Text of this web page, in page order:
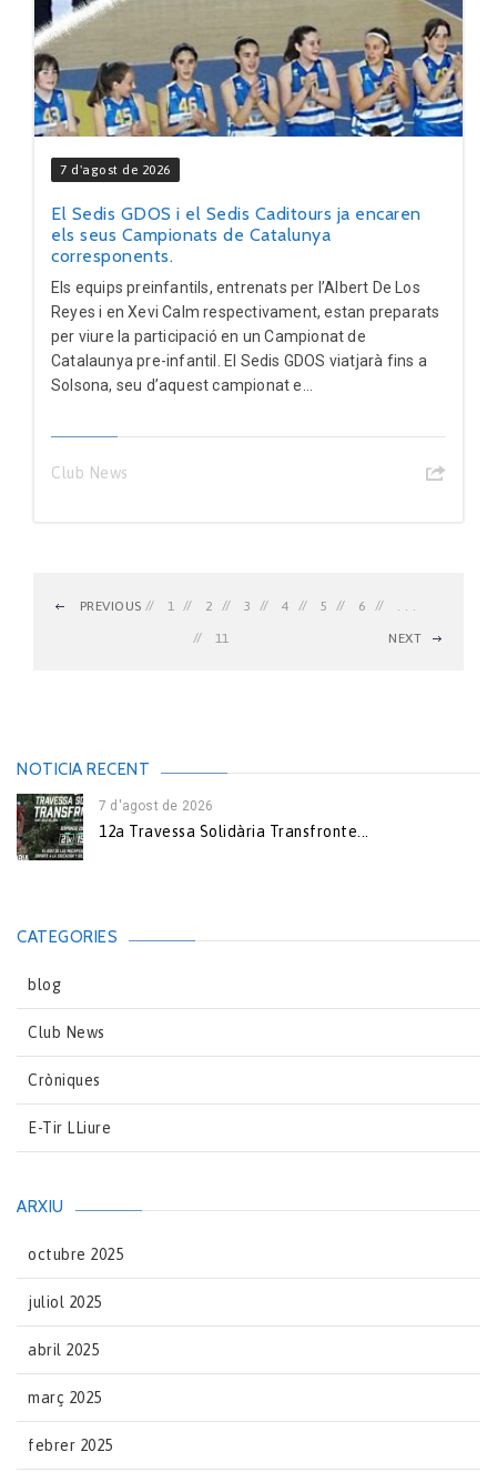
7 d'agost de 2026
El Sedis GDOS i el Sedis Caditours ja encaren
els seus Campionats de Catalunya
corresponents.
Els equips preinfantils, entrenats per l’Albert De Los
Reyes i en Xevi Calm respectivament, estan preparats
per viure la participació en un Campionat de
Catalaunya pre-infantil. El Sedis GDOS viatjarà fins a
Solsona, seu d’aquest campionat e...
Club News
PREVIOUS 1 2 3 4 5 6
11 NEXT
NOTICIA RECENT
7 d'agost de 2026
12a Travessa Solidària Transfronte...
CATEGORIES
blog
Club News
Cròniques
E-Tir LLiure
ARXIU
octubre 2025
juliol 2025
abril 2025
març 2025
febrer 2025